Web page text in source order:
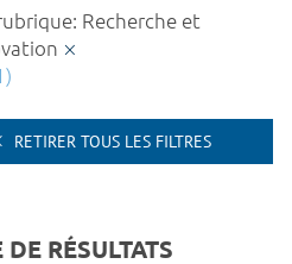
Recherche et
RETIRER TOUS LES FILTRES
DE RÉSULTATS